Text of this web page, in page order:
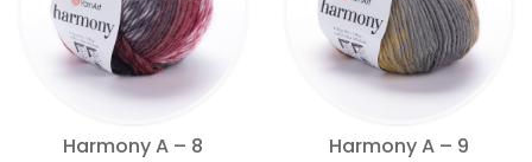
Harmony A – 8 Harmony A – 9